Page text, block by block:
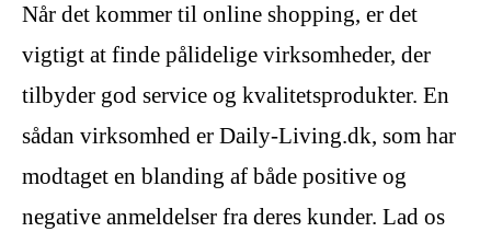
Når det kommer til online shopping, er det
vigtigt at finde pålidelige virksomheder, der
tilbyder god service og kvalitetsprodukter. En
sådan virksomhed er Daily-Living.dk, som har
modtaget en blanding af både positive og
negative anmeldelser fra deres kunder. Lad os